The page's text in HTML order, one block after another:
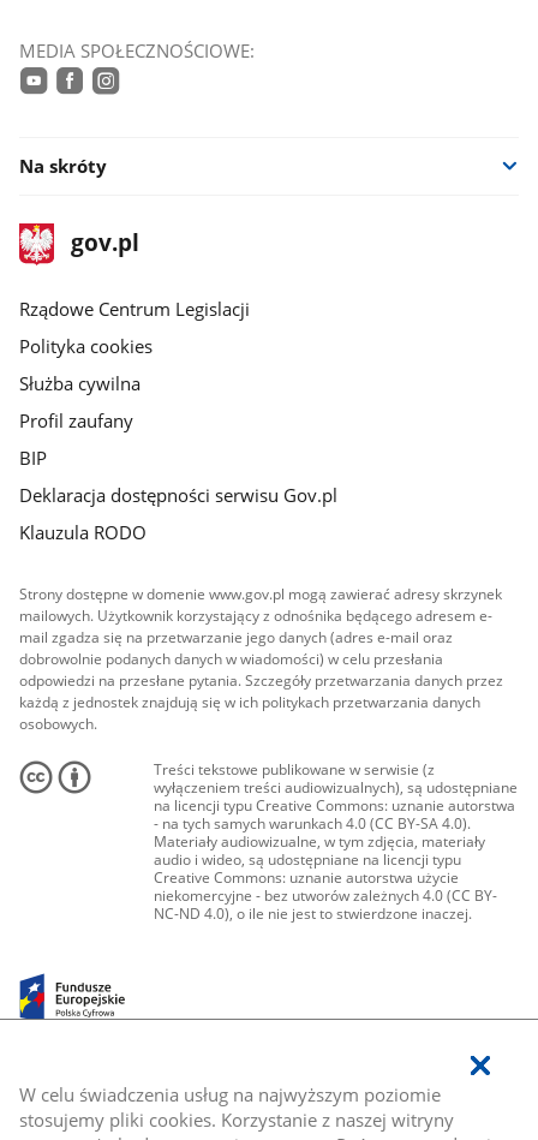
W celu świadczenia usług na najwyższym poziomie
stosujemy pliki cookies. Korzystanie z naszej witryny
MEDIA SPOŁECZNOŚCIOWE:
Na skróty
stopka
gov.plStrona
gov.pl
Rządowe Centrum Legislacji
Polityka cookies
Służba cywilna
Profil zaufany
BIP
Deklaracja dostępności serwisu Gov.pl
Klauzula RODO
Strony dostępne w domenie www.gov.pl mogą zawierać adresy skrzynek
mailowych. Użytkownik korzystający z odnośnika będącego adresem e-
mail zgadza się na przetwarzanie jego danych (adres e-mail oraz
dobrowolnie podanych danych w wiadomości) w celu przesłania
odpowiedzi na przesłane pytania. Szczegóły przetwarzania danych przez
każdą z jednostek znajdują się w ich politykach przetwarzania danych
osobowych.
Treści tekstowe publikowane w serwisie (z
wyłączeniem treści audiowizualnych), są udostępniane
na licencji typu Creative Commons: uznanie autorstwa
- na tych samych warunkach 4.0 (CC BY-SA 4.0).
Materiały audiowizualne, w tym zdjęcia, materiały
audio i wideo, są udostępniane na licencji typu
Creative Commons: uznanie autorstwa użycie
niekomercyjne - bez utworów zależnych 4.0 (CC BY-
NC-ND 4.0), o ile nie jest to stwierdzone inaczej.